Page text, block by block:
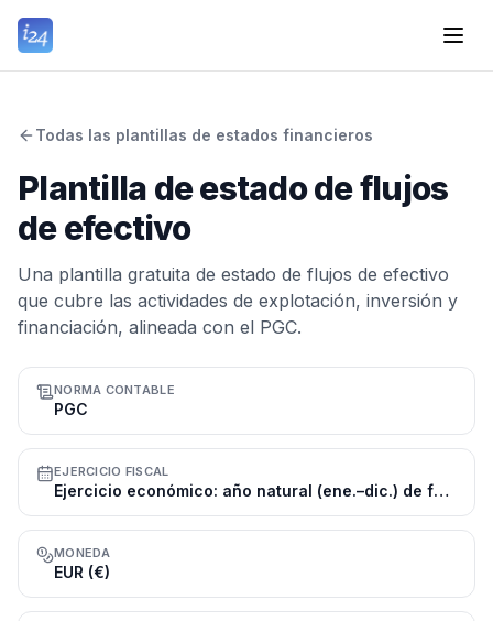
Todas las plantillas de estados financieros
Plantilla de estado de flujos
de efectivo
Una plantilla gratuita de estado de flujos de efectivo
que cubre las actividades de explotación, inversión y
financiación, alineada con el PGC.
NORMA CONTABLE
PGC
EJERCICIO FISCAL
Ejercicio económico: año natural (ene.–dic.) de forma habitual
MONEDA
EUR (€)